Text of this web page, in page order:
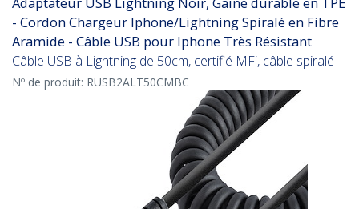
- Cordon Chargeur Iphone/Lightning Spiralé en Fibre
Aramide - Câble USB pour Iphone Très Résistant
Câble USB à Lightning de 50cm, certifié MFi, câble spiralé
Nº de produit: RUSB2ALT50CMBC